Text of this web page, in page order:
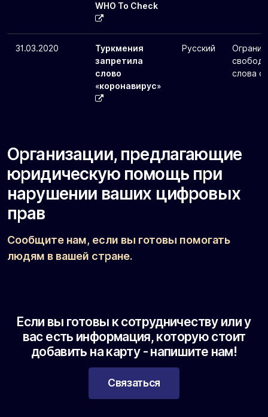
WHO To Check
31.03.2020
Туркмения
запретила
слово
«коронавирус»
Русский
слова
Организации, предлагающие
юридическую помощь при
нарушении ваших цифровых
прав
Сообщите нам, если вы готовы помогать
людям в вашей стране.
Если вы готовы к сотрудничеству или у
вас есть информация, которую стоит
добавить на карту - напишите нам!
Связаться